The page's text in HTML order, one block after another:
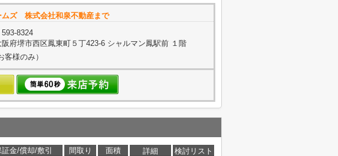
ムズ 株式会社和泉不動産まで
593-8324
阪府堺市西区鳳東町５丁423-6 シャルマン鳳駅前 １階
様のみ）
金/償却/敷引 間取り 面積 詳細
検討リスト